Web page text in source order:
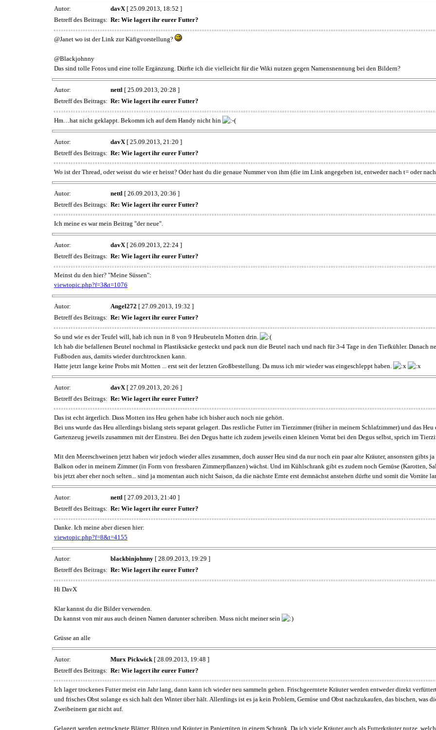
Autor: davX [ 25.09.2013, 18:52 ]
Betreff des Beitrags: Re: Wie lagert ihr eurer Futter?
@Janet wo ist der Link zur Käfigvorstellung?
@Blackjohnny
Das sind tolle Fotos und eine tolle Ergänzung. Dürfte ich die vielleicht für die Wiki nutzen gegen Namensnennung bei den Bildern?
Autor: nettl [ 25.09.2013, 20:28 ]
Betreff des Beitrags: Re: Wie lagert ihr eurer Futter?
Hm…hat nicht geklappt. Bekomm ich auf dem Handy nicht hin
Autor: davX [ 25.09.2013, 21:20 ]
Betreff des Beitrags: Re: Wie lagert ihr eurer Futter?
Wo ist der Thread, oder weisst du wie er heisst? Oder hast du die genaue Nummer von ihm (die im Link angegeben ist, entweder nach t= oder
Autor: nettl [ 26.09.2013, 20:36 ]
Betreff des Beitrags: Re: Wie lagert ihr eurer Futter?
Ich meine es war mein Beitrag "der neue".
Autor: davX[ 26.09.2013, 22:24 ]
Betreff des Beitrags: Re: Wie lagert ihr eurer Futter?
Meinst du den hier? "Meine Süssen":
viewtopic.php?f=3&t=1076
Autor: Angel272 [ 27.09.2013, 19:32 ]
Betreff des Beitrags: Re: Wie lagert ihr eurer Futter?
So und wie es der Teufel will, hab ich nun in 8 von 9 Heubeuteln Motten drin.
Ich hab die befallenen Beutel nochmal in Plastiksäcke gesteckt und pack nun die Beutel nach und nach für 3-4 Tage in den Tiefkühler. Danach
Fußboden aus, damits wieder durchtrocknen kann.
Hatte jetzt lange keine Probs mit Motten ... erst seit der letzten Großbestellung. Da muss ich mir wieder was eingeschleppt haben.
Autor: davX [ 27.09.2013, 20:26 ]
Betreff des Beitrags: Re: Wie lagert ihr eurer Futter?
Das ist echt ärgerlich. Dass Motten ins Heu gehen habe ich bisher auch noch nie gehört.
Bei uns wurde das Heu allerdings bislang stets separat gelagert. Das restliche Futter im Tierzimmer (früher in meinem Schlafzimmer) und das
Gartenzeug jeweils zusammen mit der Einstreu. Bei den Degus hatte ich zudem jeweils einen kleinen Vorrat bei den Degus selbst, sprich im
Mit den Meerschweinen jetzt haben wir jedoch wieder alles zusammen, doch ausser Heu sind da nur noch ein paar alte Kräuter, ansonsten gibts
Balkon oder in meinem Zimmer (in Form von fressbaren Zimmerpflanzen) wächst. Und im Kühlschrank gibt es zudem noch Gemüse (Karotten,
bis jetzt aber eher noch selten... sind ja momentan auch nicht Saison, da die nächste Ernte erst demnächst anstehen dürfte und somit die Vorräte
Autor: nettl [ 27.09.2013, 21:40 ]
Betreff des Beitrags: Re: Wie lagert ihr eurer Futter?
Danke. Ich meine aber diesen hier:
viewtopic.php?f=8&t=4155
Autor: blackbinjohnny [ 28.09.2013, 19:29 ]
Betreff des Beitrags: Re: Wie lagert ihr eurer Futter?
Hi DavX
Klar kannst du die Bilder verwenden.
Du kannst von mir aus auch deinen Namen darunter schreiben. Muss nicht meiner sein
Grüsse an alle
Autor: Murx Pickwick [ 28.09.2013, 19:48 ]
Betreff des Beitrags: Re: Wie lagert ihr eurer Futter?
Ich lager trockenes Futter meist ein Jahr lang, dann kann ich wieder neu sammeln gehen. Frischgeerntete Kräuter werden entweder direkt
und frisches Obst solange es sich halt den Winter über hält. Allerdings ist es ja kein Problem, Gemüse und Obst nachzukaufen, das bischen, was
Zweibeinern gar nicht auf.
Gelagert werden getrocknete Blätter, Blüten und Kräuter in Papiertüten in einem Schrank. Da ich viele Kräuter auch als Futterkräuter nutze,